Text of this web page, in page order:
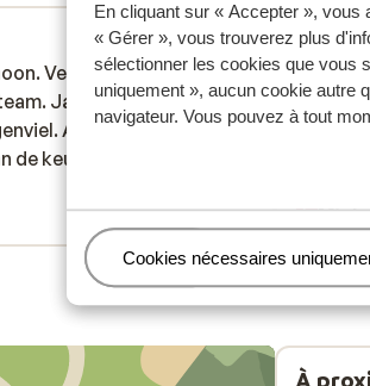
En cliquant sur « Accepter »,
« Gérer », vous trouverez plus
sélectionner les cookies que vous
uniquement », aucun cookie autre
navigateur. Vous pouvez à tout
Gérer
Cookies nécessaires
il y a 2 semaines
Veel verschillende
Jammer dat de
Aan de hoeveelheid
keuken lag het niet.
Veel verschillende
Jammer dat de
Aan de hoeveelheid
keuken lag het niet.
9.7
Super
Super
À